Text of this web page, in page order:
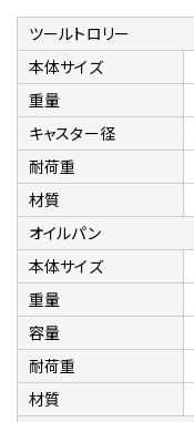
ツールトロリー
本体サイズ
重量
キャスター径
耐荷重
材質
オイルパン
本体サイズ
重量
容量
耐荷重
材質